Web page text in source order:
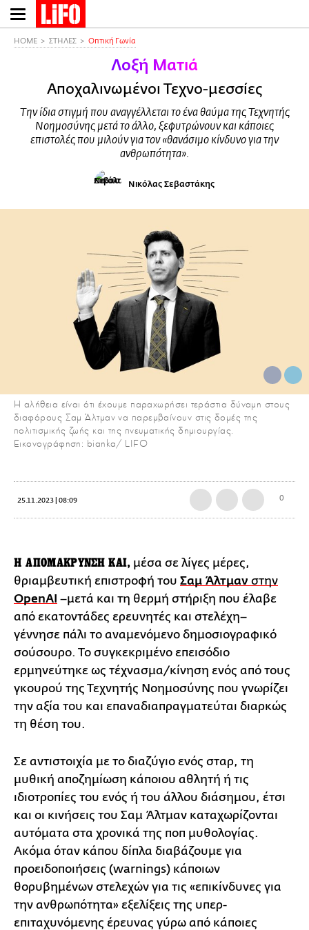
Παράκαμψη
προς
HOME ΣΤΗΛΕΣ Οπτική Γωνία
Λοξή Ματιά
Αποχαλινωμένοι Τεχνο-μεσσίες
Την ίδια στιγμή που αναγγέλλεται το ένα θαύμα της Τεχνητής
Νοημοσύνης μετά το άλλο, ξεφυτρώνουν και κάποιες
επιστολές που μιλούν για τον «θανάσιμο κίνδυνο για την
ανθρωπότητα».
Νικόλας Σεβαστάκης
Η αλήθεια είναι ότι έχουμε παραχωρήσει τεράστια δύναμη στους
διαφόρους Σαμ Άλτμαν να παρεμβαίνουν στις δομές της
πολιτισμικής ζωής και της πνευματικής δημιουργίας.
Εικονογράφηση: bianka/ LIFO
25.11.2023 | 08:09 0
H ΑΠΟΜΑΚΡΥΝΣΗ ΚΑΙ, μέσα σε λίγες μέρες,
θριαμβευτική επιστροφή του Σαμ Άλτμαν στην
OpenAI –μετά και τη θερμή στήριξη που έλαβε
από εκατοντάδες ερευνητές και στελέχη–
γέννησε πάλι το αναμενόμενο δημοσιογραφικό
σούσουρο. Το συγκεκριμένο επεισόδιο
ερμηνεύτηκε ως τέχνασμα/κίνηση ενός από τους
γκουρού της Τεχνητής Νοημοσύνης που γνωρίζει
την αξία του και επαναδιαπραγματεύται διαρκώς
τη θέση του.
Σε αντιστοιχία με το διαζύγιο ενός σταρ, τη
μυθική αποζημίωση κάποιου αθλητή ή τις
ιδιοτροπίες του ενός ή του άλλου διάσημου, έτσι
και οι κινήσεις του Σαμ Άλτμαν καταχωρίζονται
αυτόματα στα χρονικά της ποπ μυθολογίας.
Ακόμα όταν κάπου δίπλα διαβάζουμε για
προειδοποιήσεις (warnings) κάποιων
θορυβημένων στελεχών για τις «επικίνδυνες για
την ανθρωπότητα» εξελίξεις της υπερ-
επιταχυνόμενης έρευνας γύρω από κάποιες